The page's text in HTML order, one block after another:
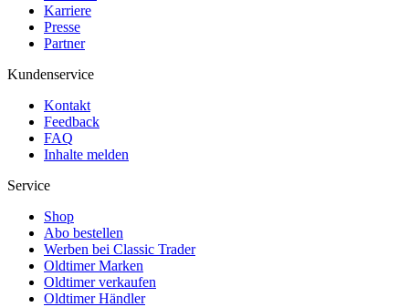
Karriere
Presse
Partner
Kundenservice
Kontakt
Feedback
FAQ
Inhalte melden
Service
Shop
Abo bestellen
Werben bei Classic Trader
Oldtimer Marken
Oldtimer verkaufen
Oldtimer Händler